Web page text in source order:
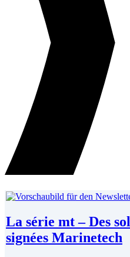
La série mt – Des
signées Marinetech